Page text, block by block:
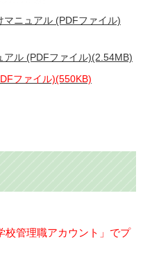
ニュアル (PDFファイル)
アル (PDFファイル)(2.54MB)
ファイル)(550KB)
校管理職アカウント」でプ